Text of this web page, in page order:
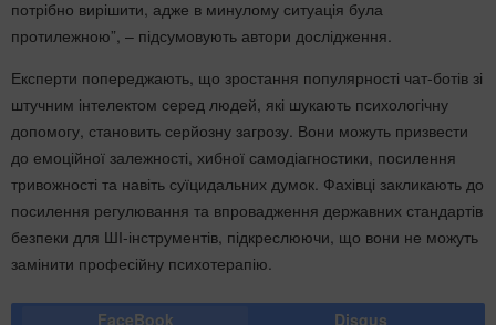
потрібно вирішити, адже в минулому ситуація була
протилежною”, – підсумовують автори дослідження.
Експерти попереджають, що зростання популярності чат-ботів зі
штучним інтелектом серед людей, які шукають психологічну
допомогу, становить серйозну загрозу. Вони можуть призвести
до емоційної залежності, хибної самодіагностики, посилення
тривожності та навіть суїцидальних думок. Фахівці закликають до
посилення регулювання та впровадження державних стандартів
безпеки для ШІ-інструментів, підкреслюючи, що вони не можуть
замінити професійну психотерапію.
FaceBook Disqus